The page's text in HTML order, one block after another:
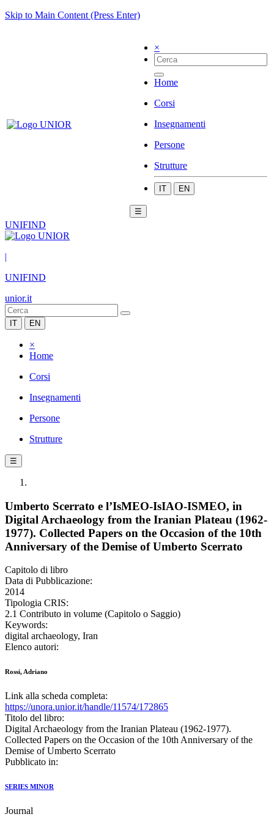
Skip to Main Content (Press Enter)
×
Home
Corsi
Insegnamenti
Persone
Strutture
IT EN
☰
UNIFIND
|
UNIFIND
unior.it
IT EN
×
Home
Corsi
Insegnamenti
Persone
Strutture
☰
Umberto Scerrato e l’IsMEO-IsIAO-ISMEO, in
Digital Archaeology from the Iranian Plateau (1962-
1977). Collected Papers on the Occasion of the 10th
Anniversary of the Demise of Umberto Scerrato
Capitolo di libro
Data di Pubblicazione:
2014
Tipologia CRIS:
2.1 Contributo in volume (Capitolo o Saggio)
Keywords:
digital archaeology, Iran
Elenco autori:
Rossi, Adriano
Link alla scheda completa:
https://unora.unior.it/handle/11574/172865
Titolo del libro:
Digital Archaeology from the Iranian Plateau (1962-1977).
Collected Papers on the Occasion of the 10th Anniversary of the
Demise of Umberto Scerrato
Pubblicato in:
SERIES MINOR
Journal